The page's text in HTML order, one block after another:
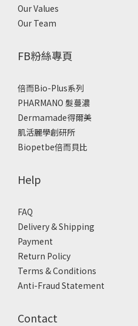
Our Values
Our Team
FB粉絲專頁
倍而Bio-Plus系列
PHARMANO 髮蔓濃
Dermamade得爾美
肌活麗學創研所
Biopetbe倍而貝比
Help
FAQ
Delivery & Shipping
Payment
Return Policy
Terms & Conditions
Anti-Fraud Statement
Contact